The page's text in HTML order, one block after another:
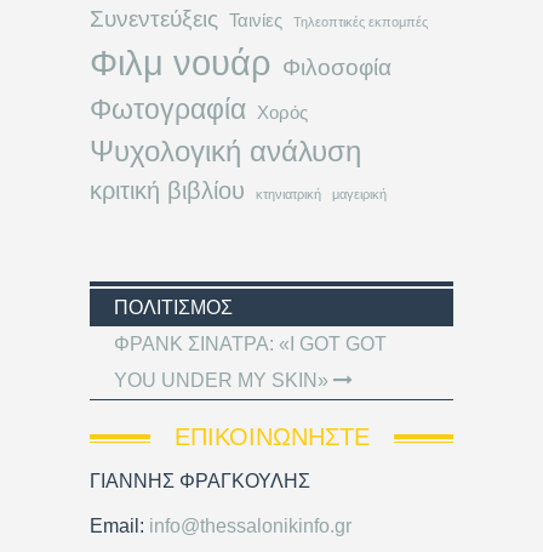
Συνεντεύξεις Ταινίες Τηλεοπτικές εκπομπές
Φιλμ νουάρ Φιλοσοφία
Φωτογραφία Χορός
Ψυχολογική ανάλυση
κριτική βιβλίου κτηνιατρική μαγειρική
ΠΟΛΙΤΙΣΜΌΣ
ΦΡΑΝΚ ΣΙΝΑΤΡΑ: «I GOT GOT
YOU UNDER MY SKIN»
ΕΠΙΚΟΙΝΩΝΉΣΤΕ
ΓΙΑΝΝΗΣ ΦΡΑΓΚΟΥΛΗΣ
Email: info@thessalonikinfo.gr